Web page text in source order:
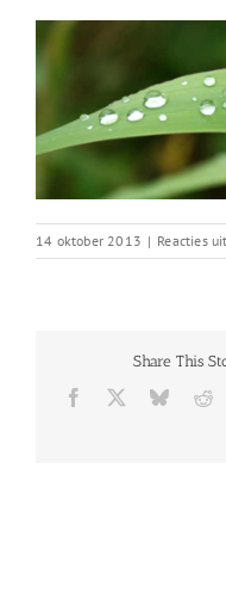
14 oktober 2013 | Reacties
Share This
Facebook Bluesky